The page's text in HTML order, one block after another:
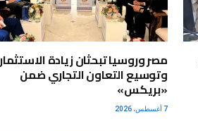
مصر وروسيا تبحثان زيادة
وتوسيع التعاون التجاري ضمن
«بريكس»
7 أغسطس، 2026